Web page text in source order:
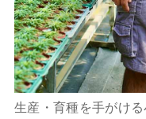
生産・育種を手がける